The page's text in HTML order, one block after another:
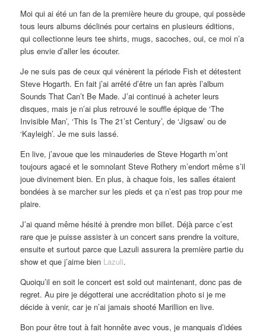
Moi qui ai été un fan de la première heure du groupe, qui possède
tous leurs albums déclinés pour certains en plusieurs éditions,
qui collectionne leurs tee shirts, mugs, sacoches, oui, ce moi n’a
plus envie d’aller les écouter.
Je ne suis pas de ceux qui vénèrent la période Fish et détestent
Steve Hogarth. En fait j’ai arrêté d’être un fan après l’album
Sounds That Can’t Be Made. J’ai continué à acheter leurs
disques, mais je n’ai plus retrouvé le souffle épique de ‘The
Invisible Man’, ‘This Is The 21’st Century’, de ‘Jigsaw’ ou de
‘Kayleigh’. Je me suis lassé.
En live, j’avoue que les minauderies de Steve Hogarth m’ont
toujours agacé et le somnolant Steve Rothery m’endort même s’il
joue divinement bien. En plus, à chaque fois, les salles étaient
bondées à se marcher sur les pieds et ça n’est pas trop pour me
plaire.
J’ai quand même hésité à prendre mon billet. Déjà parce c’est
rare que je puisse assister à un concert sans prendre la voiture,
ensuite et surtout parce que Lazuli assurera la première partie du
show et que j’aime bien Lazuli.
Quoiqu’il en soit le concert est sold out maintenant, donc pas de
regret. Au pire je dégotterai une accréditation photo si je me
décide à venir, car je n’ai jamais shooté Marillion en live.
Bon pour être tout à fait honnête avec vous, je manquais d’idées